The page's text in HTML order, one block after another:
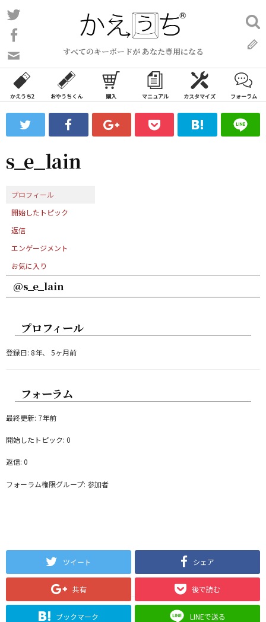
コ
ン
ン
ツ
ス
ッ
すべてのキーボードが あなた専用になる
い
合
わ
フ
ォ
ム
検
索:
かえうち2 おやうちくん 購入 マニュアル カスタマイズ フォーラム
s_e_lain
プロフィール
開始したトピック
返信
エンゲージメント
お気に入り
@s_e_lain
プロフィール
登録日: 8年、 5ヶ月前
フォーラム
最終更新: 7年前
開始したトピック: 0
返信: 0
フォーラム権限グループ: 参加者
ツイート シェア
共有 後で読む
ブックマーク LINEで送る